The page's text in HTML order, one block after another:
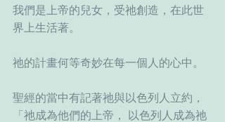
我們是上帝的兒女，受祂創造，在此世
界上生活著。
祂的計畫何等奇妙在每一個人的心中。
聖經的當中有記著祂與以色列人立約，
「祂成為他們的上帝， 以色列人成為祂